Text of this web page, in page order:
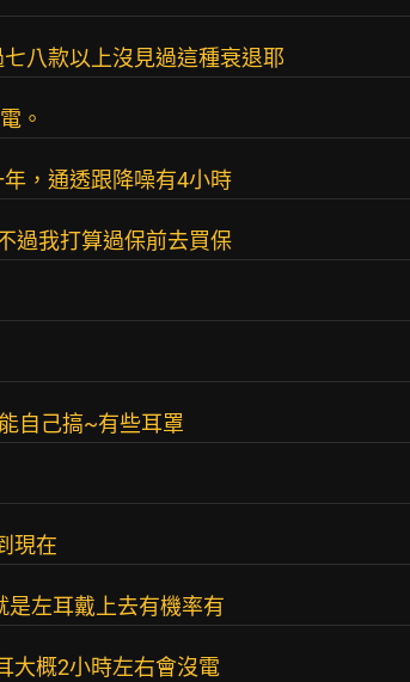
八款以上沒見過這種衰退耶
。
，通透跟降噪有4小時
過我打算過保前去買保
自己搞~有些耳罩
現在
是左耳戴上去有機率有
大概2小時左右會沒電